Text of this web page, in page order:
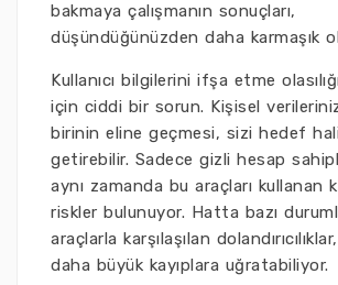
bakmaya çalışmanın sonuçları,
düşündüğünüzden daha karmaşık
Kullanıcı bilgilerini ifşa etme
için ciddi bir sorun. Kişisel
birinin eline geçmesi, sizi hedef
getirebilir. Sadece gizli hesap
aynı zamanda bu araçları kullanan
riskler bulunuyor. Hatta bazı
araçlarla karşılaşılan dolandırıcılıklar,
daha büyük kayıplara uğratabiliyor.